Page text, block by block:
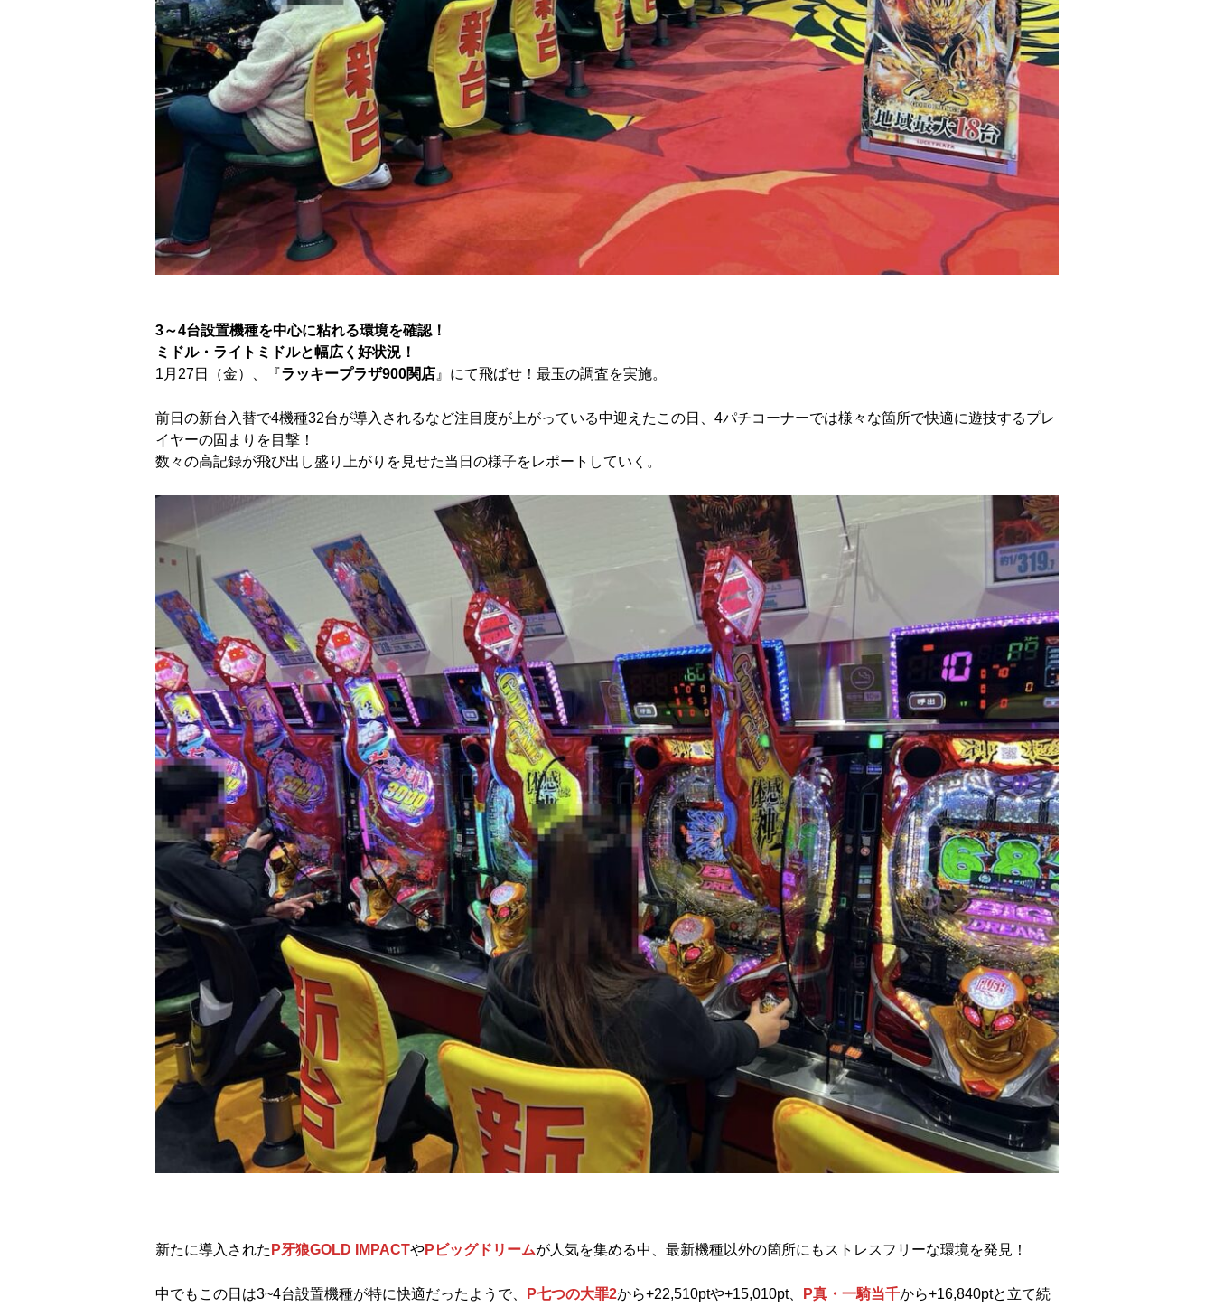
3～4台設置機種を中心に粘れる環境を確認！
ミドル・ライトミドルと幅広く好状況！
1月27日（金）、『ラッキープラザ900関店 』にて飛ばせ！最玉の調査を実施。
前日の新台入替で4機種32台が導入されるなど注目度が上がっている中迎えたこの日、4パチコーナーでは様々な箇所で快適に遊技するプレ
イヤーの固まりを目撃！
数々の高記録が飛び出し盛り上がりを見せた当日の様子をレポートしていく。
新たに導入された P牙狼GOLD IMPACTやPビッグドリームが人気を集める中、最新機種以外の箇所にもストレスフリーな環境を発見！
中でもこの日は3~4台設置機種が特に快適だったようで、 P七つの大罪2から+22,510ptや+15,010pt、 P真・一騎当千から+16,840ptと立て続